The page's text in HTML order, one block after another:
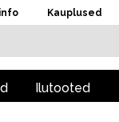
Kauplused
Ilutooted